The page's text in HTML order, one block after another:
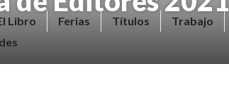
Libro Ferias Títulos Trabajo